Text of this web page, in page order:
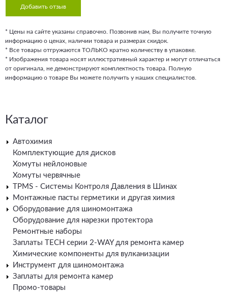
Добавить отзыв
* Цены на сайте указаны справочно. Позвонив нам, Вы получите точную
информацию о ценах, наличии товара и размерах скидок.
* Все товары отгружаются ТОЛЬКО кратно количеству в упаковке.
* Изображения товара носят иллюстративный характер и могут отличаться
от оригинала, не демонстрируют комплектность товара. Полную
информацию о товаре Вы можете получить у наших специалистов.
Каталог
Автохимия
Комплектующие для дисков
Хомуты нейлоновые
Хомуты червячные
TPMS - Системы Контроля Давления в Шинах
Монтажные пасты герметики и другая химия
Оборудование для шиномонтажа
Оборудование для нарезки протектора
Ремонтные наборы
Заплаты TECH серии 2-WAY для ремонта камер
Химические компоненты для вулканизации
Инструмент для шиномонтажа
Заплаты для ремонта камер
Промо-товары